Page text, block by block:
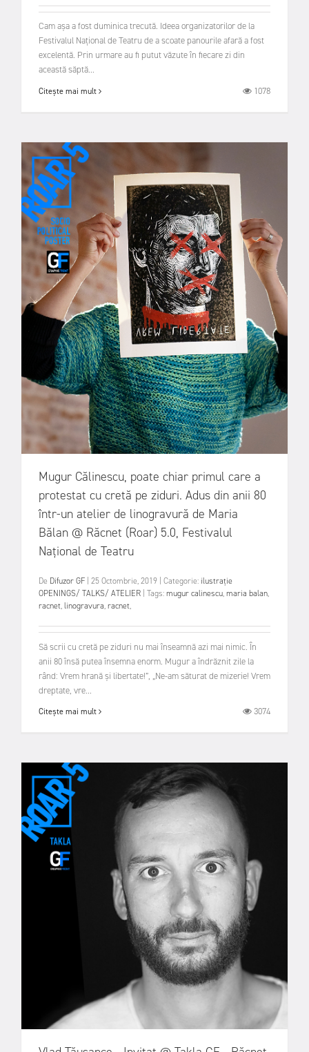
Cam așa a fost duminica trecută. Ideea organizatorilor de la
Festivalul Național de Teatru de a scoate panourile afară a fost
excelentă. Prin urmare au fi putut văzute în fiecare zi din
această săptă...
Citește mai mult 1078
Mugur Călinescu, poate chiar primul care a
protestat cu cretă pe ziduri. Adus din anii 80
într-un atelier de linogravură de Maria
Bălan @ Răcnet (Roar) 5.0, Festivalul
Național de Teatru
De Difuzor GF 25 Octombrie, 2019 Categorie: ilustrație
OPENINGS/ TALKS/ ATELIER Tags:mugur calinescu,maria balan,
racnet,linogravura,racnet,
Să scrii cu cretă pe ziduri nu mai înseamnă azi mai nimic. În
anii 80 însă putea însemna enorm. Mugur a îndrăznit zile la
rând: Vrem hrană şi libertate!”, „Ne-am săturat de mizerie! Vrem
dreptate, vre...
Citește mai mult 3074